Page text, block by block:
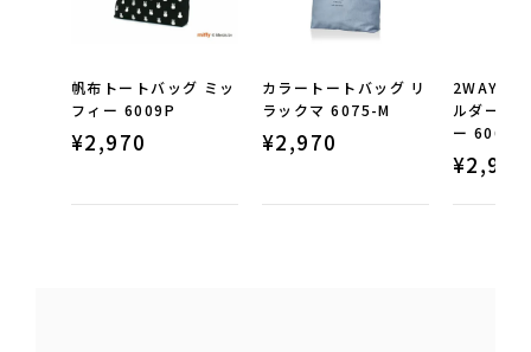
帆布トートバッグ ミッ
フィー 6009P
¥2,970
カラートートバッグ リ
ラックマ 6075-M
¥2,970
2WAY帆
ルダーバ
ー 6063
¥2,970